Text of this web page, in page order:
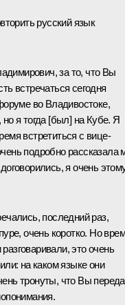
русский язык
за то, что Вы
встречаться сегодня
во Владивостоке,
я тогда [был] на Кубе. Я
встретиться с вице-
подробно рассказала
я очень
последний раз,
очень коротко. Но
это очень
на каком языке они
тронуты, что Вы